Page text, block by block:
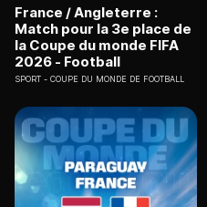
France / Angleterre :
Match pour la 3e place de
la Coupe du monde FIFA
2026 - Football
SPORT COUPE DU MONDE DE FOOTBALL